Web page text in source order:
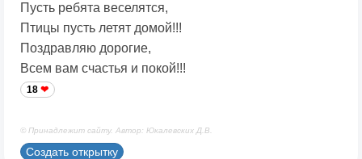
Пусть ребята веселятся,
Птицы пусть летят домой!!!
Поздравляю дорогие,
Всем вам счастья и покой!!!
18
© Принадлежит сайту. Автор: Юкалевских Д.В.
Создать открытку